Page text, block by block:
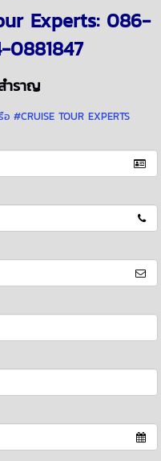
Experts: 086-
0881847
ำราญ
#CRUISE TOUR EXPERTS